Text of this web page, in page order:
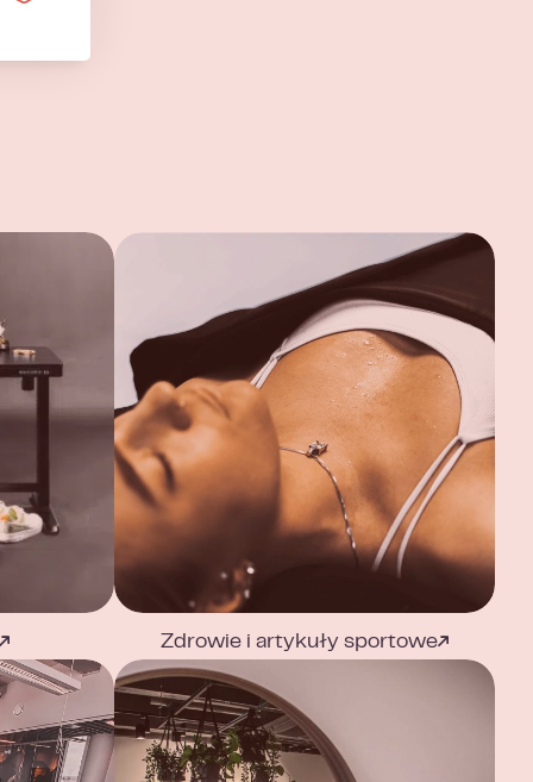
Zdrowie i artykuły sportowe